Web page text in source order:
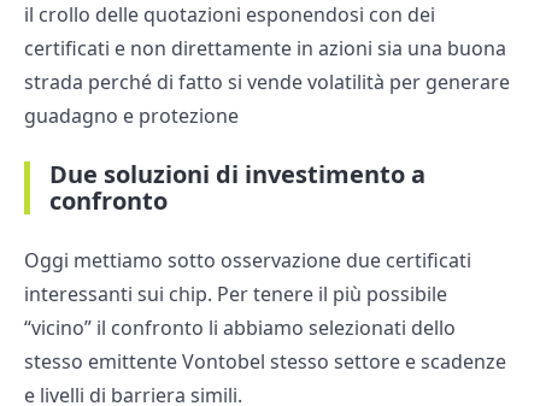
il crollo delle quotazioni esponendosi con dei
certificati e non direttamente in azioni sia una buona
strada perché di fatto si vende volatilità per generare
guadagno e protezione
Due soluzioni di investimento a
confronto
Oggi mettiamo sotto osservazione due certificati
interessanti sui chip. Per tenere il più possibile
“vicino” il confronto li abbiamo selezionati dello
stesso emittente Vontobel stesso settore e scadenze
e livelli di barriera simili.